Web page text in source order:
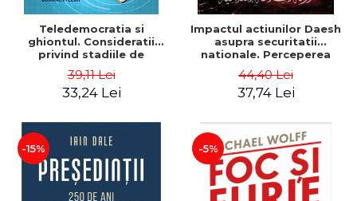
Teledemocratia si
ghiontul. Consideratii
privind stadiile de
electronice si
paternalismului libertarian
39,11 Lei
33,24 Lei
Impactul actiunilor Daesh
asupra securitatii
nationale. Perceperea
deciziei - Ammar El Benni
44,40 Lei
37,74 Lei
-15% -5%